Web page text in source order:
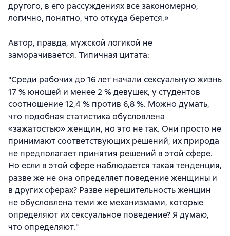
другого, в его рассуждениях все закономерно,
логично, понятно, что откуда берется.»
Автор, правда, мужской логикой не
заморачивается. Типичная цитата:
"Среди рабочих до 16 лет начали сексуальную жизнь
17 % юношей и менее 2 % девушек, у студентов
соотношение 12,4 % против 6,8 %. Можно думать,
что подобная статистика обусловлена
«зажатостью» женщин, но это не так. Они просто не
принимают соответствующих решений, их природа
не предполагает принятия решений в этой сфере.
Но если в этой сфере наблюдается такая тенденция,
разве же не она определяет поведение женщины и
в других сферах? Разве нерешительность женщин
не обусловлена теми же механизмами, которые
определяют их сексуальное поведение? Я думаю,
что определяют."